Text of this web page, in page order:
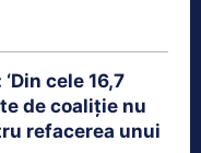
cele 16,7
de coaliţie nu
refacerea unui